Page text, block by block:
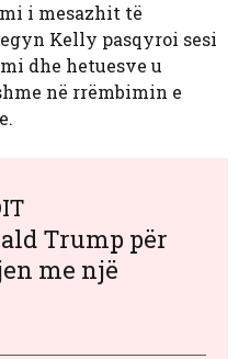
i mesazhit të
Kelly pasqyroi sesi
dhe hetuesve u
në rrëmbimin e
Trump për
me një